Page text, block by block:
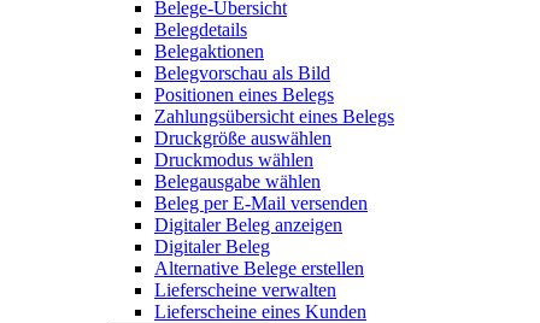
Belege-Übersicht
Belegdetails
Belegaktionen
Belegvorschau als Bild
Positionen eines Belegs
Zahlungsübersicht eines Belegs
Druckgröße auswählen
Druckmodus wählen
Belegausgabe wählen
Beleg per E-Mail versenden
Digitaler Beleg anzeigen
Digitaler Beleg
Alternative Belege erstellen
Lieferscheine verwalten
Lieferscheine eines Kunden